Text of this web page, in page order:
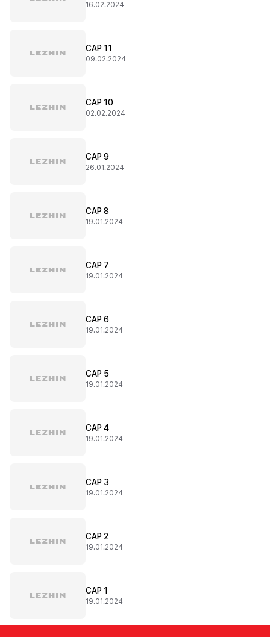
16.02.2024
CAP 11
09.02.2024
CAP 10
02.02.2024
CAP 9
26.01.2024
CAP 8
19.01.2024
CAP 7
19.01.2024
CAP 6
19.01.2024
CAP 5
19.01.2024
CAP 4
19.01.2024
CAP 3
19.01.2024
CAP 2
19.01.2024
CAP 1
19.01.2024